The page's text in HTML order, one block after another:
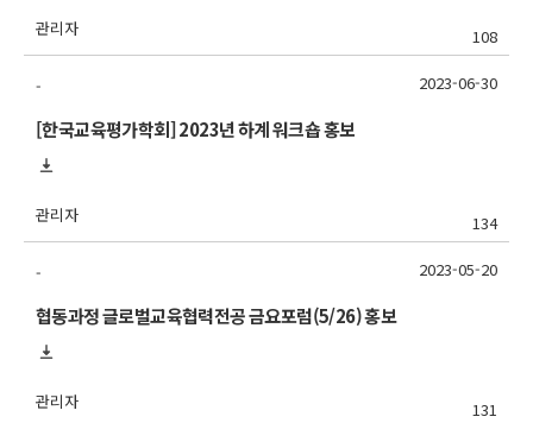
관리자 108
-
[한국교육평가학회] 2023년 하계 워크숍 홍보
관리자 134
2023-06-30
-
협동과정 글로벌교육협력전공 금요포럼(5/26) 홍보
관리자 131
2023-05-20